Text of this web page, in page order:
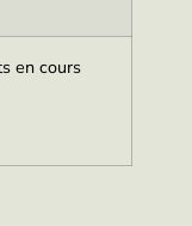
en cours